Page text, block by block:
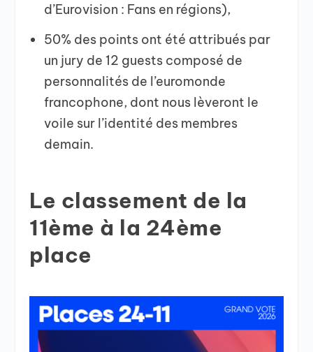
d’Eurovision : Fans en régions),
50% des points ont été attribués par
un jury de 12 guests composé de
personnalités de l’euromonde
francophone, dont nous lèveront le
voile sur l’identité des membres
demain.
Le classement de la
11ème à la 24ème
place